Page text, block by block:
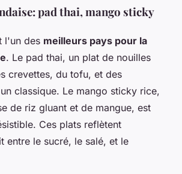
pad thai, mango sticky
l'un des meilleurs pays pour la
. Le pad thai, un plat de nouilles
crevettes, du tofu, et des
classique. Le mango sticky rice,
de riz gluant et de mangue, est
Ces plats reflètent
entre le sucré, le salé, et le